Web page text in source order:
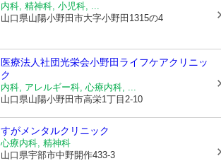
内科, 精神科, 小児科, ...
山口県山陽小野田市大字小野田1315の4
医療法人社団光栄会小野田ライフケアクリニッ
ク
内科, アレルギー科, 心療内科, ...
山口県山陽小野田市高栄1丁目2-10
すがメンタルクリニック
心療内科, 精神科
山口県宇部市中野開作433-3